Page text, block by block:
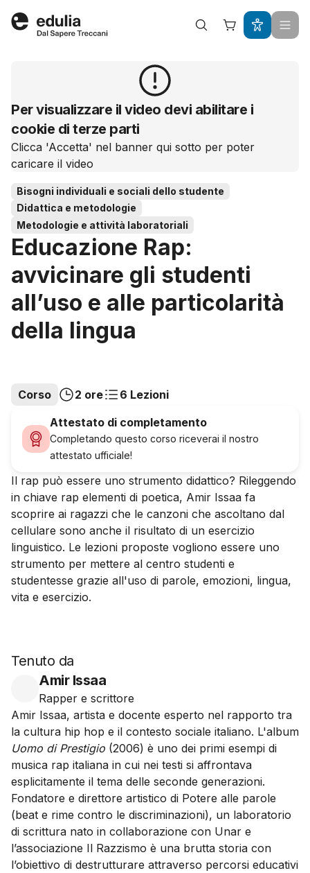
Edulia
Per visualizzare il video devi abilitare i
cookie di terze parti
Clicca 'Accetta' nel banner qui sotto per poter
caricare il video
Bisogni individuali e sociali dello studente
Didattica e metodologie
Metodologie e attività laboratoriali
Educazione Rap:
avvicinare gli studenti
all’uso e alle particolarità
della lingua
Corso 2 ore
6 Lezioni
Attestato di completamento
Completando questo corso riceverai il nostro
attestato ufficiale!
Il rap può essere uno strumento didattico? Rileggendo
in chiave rap elementi di poetica, Amir Issaa fa
scoprire ai ragazzi che le canzoni che ascoltano dal
cellulare sono anche il risultato di un esercizio
linguistico. Le lezioni proposte vogliono essere uno
strumento per mettere al centro studenti e
studentesse grazie all'uso di parole, emozioni, lingua,
vita e esercizio.
Tenuto da
Amir Issaa
Rapper e scrittore
Amir Issaa, artista e docente esperto nel rapporto tra
la cultura hip hop e il contesto sociale italiano. L'album
Uomo di Prestigio (2006) è uno dei primi esempi di
musica rap italiana in cui nei testi si affrontava
esplicitamente il tema delle seconde generazioni.
Fondatore e direttore artistico di Potere alle parole
(beat e rime contro le discriminazioni), un laboratorio
di scrittura nato in collaborazione con Unar e
l’associazione Il Razzismo è una brutta storia con
l’obiettivo di destrutturare attraverso percorsi educativi